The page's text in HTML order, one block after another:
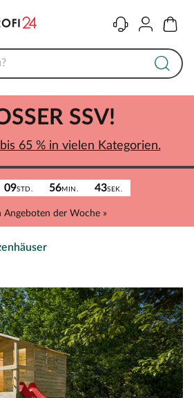
KontaktKonto
09STD. 56MIN. 43SEK.
Angeboten der Woche »
SSV!
65 % in vielen Kategorien.